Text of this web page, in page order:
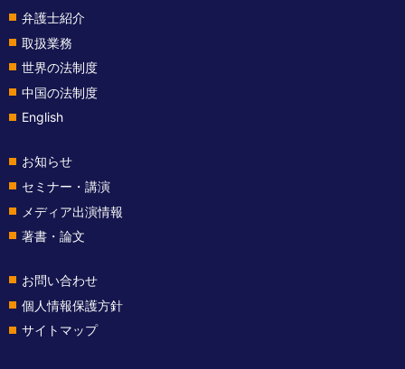
弁護士紹介
取扱業務
世界の法制度
中国の法制度
English
お知らせ
セミナー・講演
メディア出演情報
著書・論文
お問い合わせ
個人情報保護方針
サイトマップ